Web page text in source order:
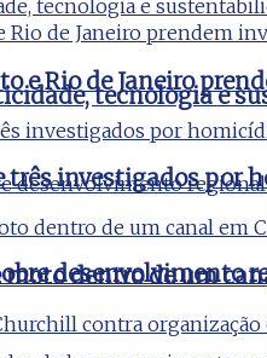
tecnologia e
desenvolvimento
e Rio de Janeiro
três investigados
moto dentro de um